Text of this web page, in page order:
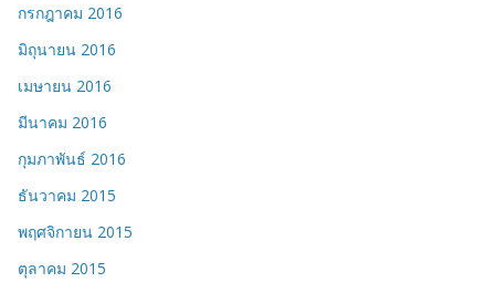
กรกฎาคม 2016
มิถุนายน 2016
เมษายน 2016
มีนาคม 2016
กุมภาพันธ์ 2016
ธันวาคม 2015
พฤศจิกายน 2015
ตุลาคม 2015